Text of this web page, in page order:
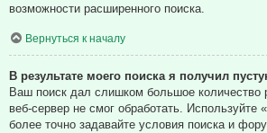
возможности расширенного поиска.
Вернуться к началу
В результате моего поиска я получил
Ваш поиск дал слишком большое количество
веб-сервер не смог обработать. Используйте
более точно задавайте условия поиска и